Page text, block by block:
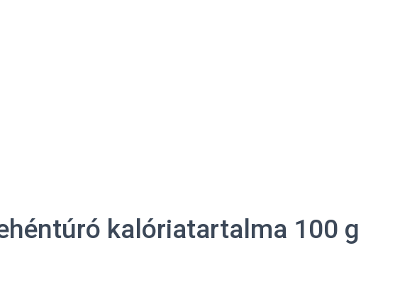
kalóriatartalma 100 g